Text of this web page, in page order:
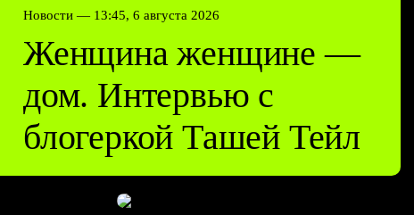
Новости — 13:45, 6 августа 2026
Женщина женщине —
дом. Интервью с
блогеркой Ташей Тейл